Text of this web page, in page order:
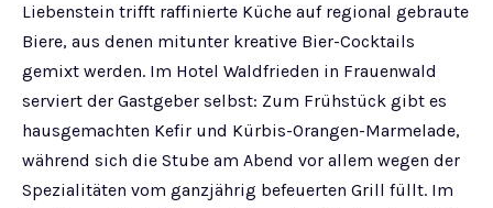
Liebenstein trifft raffinierte Küche auf regional gebraute
Biere, aus denen mitunter kreative Bier-Cocktails
gemixt werden. Im Hotel Waldfrieden in Frauenwald
serviert der Gastgeber selbst: Zum Frühstück gibt es
hausgemachten Kefir und Kürbis-Orangen-Marmelade,
während sich die Stube am Abend vor allem wegen der
Spezialitäten vom ganzjährig befeuerten Grill füllt. Im